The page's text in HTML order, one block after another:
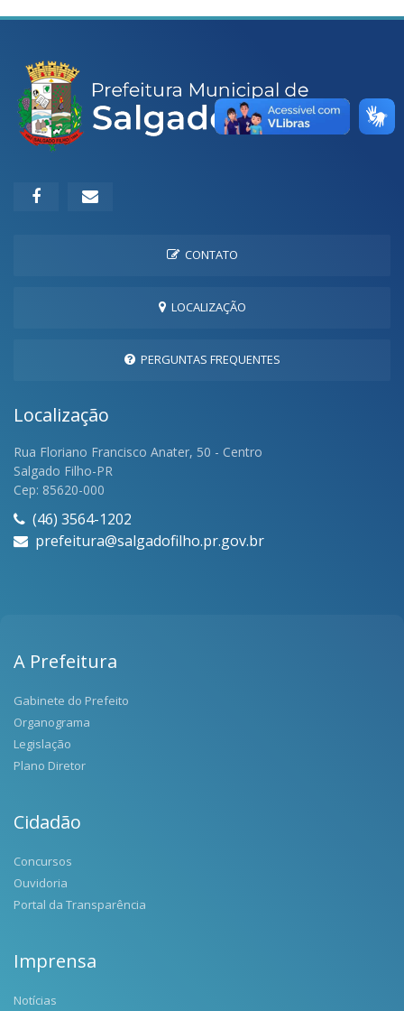
CONTATO
LOCALIZAÇÃO
PERGUNTAS FREQUENTES
Localização
Rua Floriano Francisco Anater, 50 - Centro
Salgado Filho-PR
Cep: 85620-000
(46) 3564-1202
prefeitura@salgadofilho.pr.gov.br
A Prefeitura
Gabinete do Prefeito
Organograma
Legislação
Plano Diretor
Cidadão
Concursos
Ouvidoria
Portal da Transparência
Imprensa
Notícias